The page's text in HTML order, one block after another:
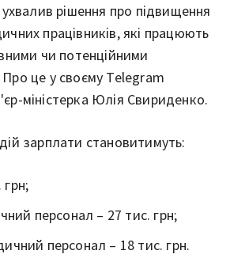
ухвалив рішення про підвищення
працівників, які працюють
чи потенційними
це у своєму Telegram
міністерка Юлія Свириденко.
зарплати становитимуть:
грн;
персонал – 27 тис. грн;
персонал – 18 тис. грн.